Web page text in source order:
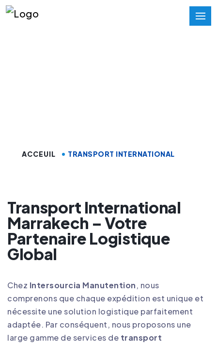
ACCEUIL TRANSPORT INTERNATIONAL
Transport International
Marrakech – Votre
Partenaire Logistique
Global
Chez Intersourcia Manutention, nous
comprenons que chaque expédition est unique et
nécessite une solution logistique parfaitement
adaptée. Par conséquent, nous proposons une
large gamme de services de transport